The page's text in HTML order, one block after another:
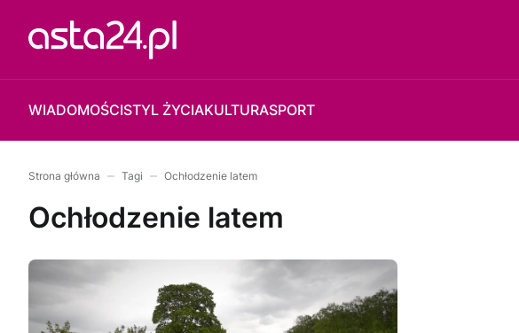
WIADOMOŚCISTYL ŻYCIAKULTURASPORT
Strona główna Tagi Ochłodzenie latem
Ochłodzenie latem